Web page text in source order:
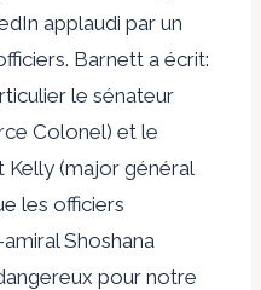
applaudi par un
Barnett a écrit:
le sénateur
Colonel) et le
(major général
les officiers
Shoshana
pour notre